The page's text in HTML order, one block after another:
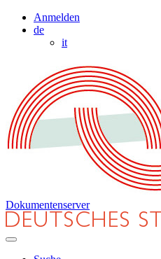
Anmelden
de
it
Dokumentenserver